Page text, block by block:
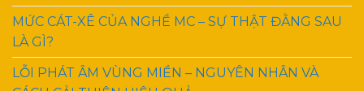
MỨC CÁT-XÊ CỦA NGHỀ MC – SỰ THẬT ĐẰNG SAU
LÀ GÌ?
LỖI PHÁT ÂM VÙNG MIỀN – NGUYÊN NHÂN VÀ